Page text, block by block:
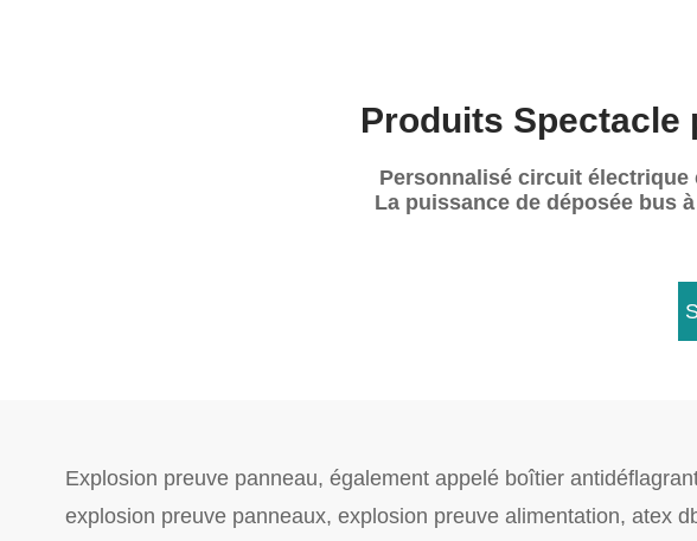
Produits Spectacle
Personnalisé circuit
La puissance de déposée bus
Explosion preuve panneau, également appelé boîtier
explosion preuve panneaux, explosion preuve alimentation, atex